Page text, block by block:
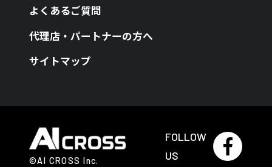
よくあるご質問
代理店・パートナーの方へ
サイトマップ
©AI CROSS Inc.
FOLLOW
US